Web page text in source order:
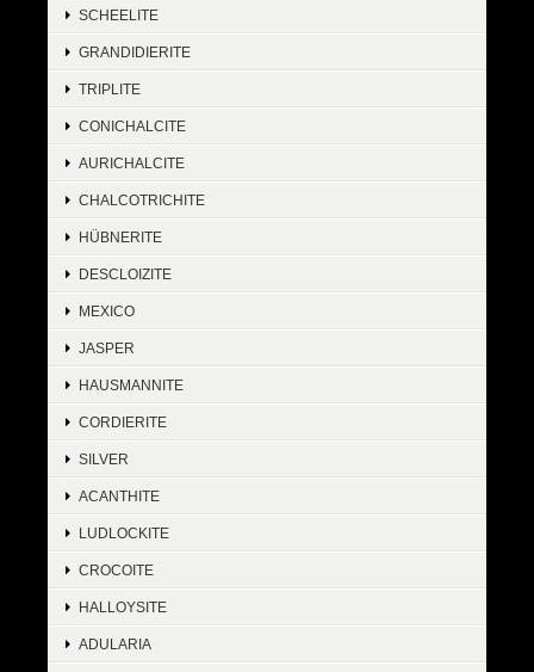
SCHEELITE
GRANDIDIERITE
TRIPLITE
CONICHALCITE
AURICHALCITE
CHALCOTRICHITE
HÜBNERITE
DESCLOIZITE
MEXICO
JASPER
HAUSMANNITE
CORDIERITE
SILVER
ACANTHITE
LUDLOCKITE
CROCOITE
HALLOYSITE
ADULARIA